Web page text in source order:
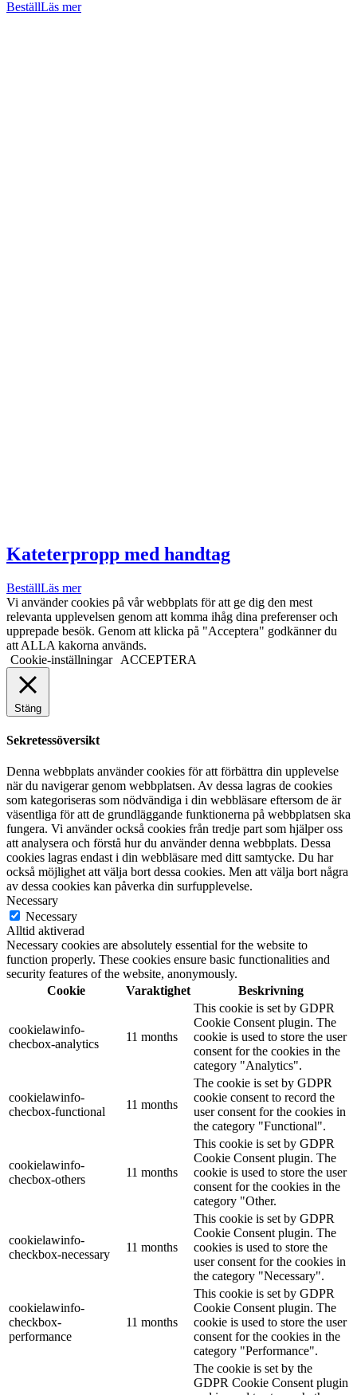
BeställLäs mer
Kateterpropp med handtag
BeställLäs mer
Vi använder cookies på vår webbplats för att ge dig den mest
relevanta upplevelsen genom att komma ihåg dina preferenser och
upprepade besök. Genom att klicka på "Acceptera" godkänner du
att ALLA kakorna används.
Cookie-inställningar
ACCEPTERA
Stäng
Sekretessöversikt
Denna webbplats använder cookies för att förbättra din upplevelse
när du navigerar genom webbplatsen. Av dessa lagras de cookies
som kategoriseras som nödvändiga i din webbläsare eftersom de är
väsentliga för att de grundläggande funktionerna på webbplatsen ska
fungera. Vi använder också cookies från tredje part som hjälper oss
att analysera och förstå hur du använder denna webbplats. Dessa
cookies lagras endast i din webbläsare med ditt samtycke. Du har
också möjlighet att välja bort dessa cookies. Men att välja bort några
av dessa cookies kan påverka din surfupplevelse.
Necessary
Necessary
Alltid aktiverad
Necessary cookies are absolutely essential for the website to
function properly. These cookies ensure basic functionalities and
security features of the website, anonymously.
Cookie
Varaktighet Beskrivning
cookielawinfo-
checbox-analytics
11 months
This cookie is set by GDPR
Cookie Consent plugin. The
cookie is used to store the user
consent for the cookies in the
category "Analytics".
cookielawinfo-
checbox-functional
11 months
The cookie is set by GDPR
cookie consent to record the
user consent for the cookies in
the category "Functional".
cookielawinfo-
checbox-others
11 months
This cookie is set by GDPR
Cookie Consent plugin. The
cookie is used to store the user
consent for the cookies in the
category "Other.
cookielawinfo-
checkbox-necessary
11 months
This cookie is set by GDPR
Cookie Consent plugin. The
cookies is used to store the
user consent for the cookies in
the category "Necessary".
cookielawinfo-
checkbox-
performance
11 months
This cookie is set by GDPR
Cookie Consent plugin. The
cookie is used to store the user
consent for the cookies in the
category "Performance".
The cookie is set by the
GDPR Cookie Consent plugin